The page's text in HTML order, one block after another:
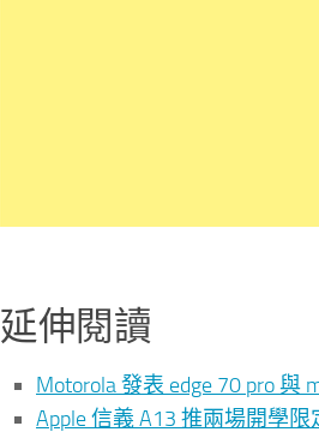
延伸閱讀
Motorola 發表 edge 70 pro
Apple 信義 A13 推兩場開學